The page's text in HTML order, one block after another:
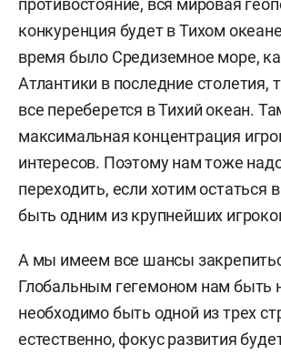
противостояние, вся мировая
конкуренция будет в Тихом
время было Средиземное море,
Атлантики в последние столетия,
все переберется в Тихий океан.
максимальная концентрация
интересов. Поэтому нам тоже
переходить, если хотим остаться
быть одним из крупнейших
А мы имеем все шансы
Глобальным гегемоном нам быть
необходимо быть одной из трех
естественно, фокус развития